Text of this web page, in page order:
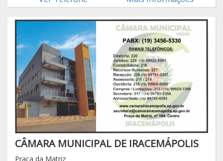
CÂMARA MUNICIPAL DE IRACEMÁPOLIS
Praça da Matriz